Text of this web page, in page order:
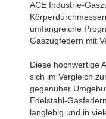
ACE Industrie-
umfangreiche
Gaszugfedern mit
Diese hochwertige
sich im Vergleich
gegenüber
Edelstahl-
langlebig und in